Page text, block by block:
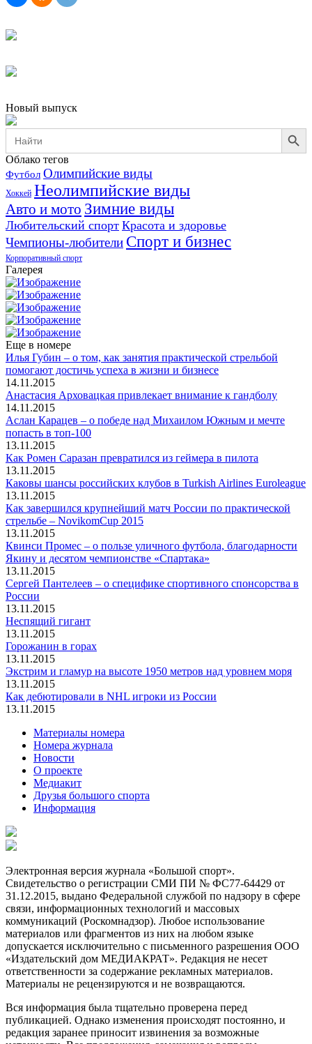
Новый выпуск
Search
for:
Search Button
Облако тегов
Футбол Олимпийские виды
Хоккей Неолимпийские виды
Авто и мото Зимние виды
Любительский спорт Красота и здоровье
Чемпионы-любители Спорт и бизнес
Корпоративный спорт
Галерея
Еще в номере
Илья Губин – о том, как занятия практической стрельбой
помогают достичь успеха в жизни и бизнесе
14.11.2015
Анастасия Арховацкая привлекает внимание к гандболу
14.11.2015
Аслан Карацев – о победе над Михаилом Южным и мечте
попасть в топ-100
13.11.2015
Как Ромен Саразан превратился из геймера в пилота
13.11.2015
Каковы шансы российских клубов в Turkish Airlines Euroleague
13.11.2015
Как завершился крупнейший матч России по практической
стрельбе – NovikomCup 2015
13.11.2015
Квинси Промес – о пользе уличного футбола, благодарности
Якину и десятом чемпионстве «Спартака»
13.11.2015
Сергей Пантелеев – о специфике спортивного спонсорства в
России
13.11.2015
Неспящий гигант
13.11.2015
Горожанин в горах
13.11.2015
Экстрим и гламур на высоте 1950 метров над уровнем моря
13.11.2015
Как дебютировали в NHL игроки из России
13.11.2015
Материалы номера
Номера журнала
Новости
О проекте
Медиакит
Друзья большого спорта
Информация
Электронная версия журнала «Большой спорт».
Свидетельство о регистрации СМИ ПИ № ФС77-64429 от
31.12.2015, выдано Федеральной службой по надзору в сфере
связи, информационных технологий и массовых
коммуникаций (Роскомнадзор). Любое использование
материалов или фрагментов из них на любом языке
допускается исключительно с письменного разрешения ООО
«Издательский дом МЕДИАКРАТ». Редакция не несет
ответственности за содержание рекламных материалов.
Материалы не рецензируются и не возвращаются.
Вся информация была тщательно проверена перед
публикацией. Однако изменения происходят постоянно, и
редакция заранее приносит извинения за возможные